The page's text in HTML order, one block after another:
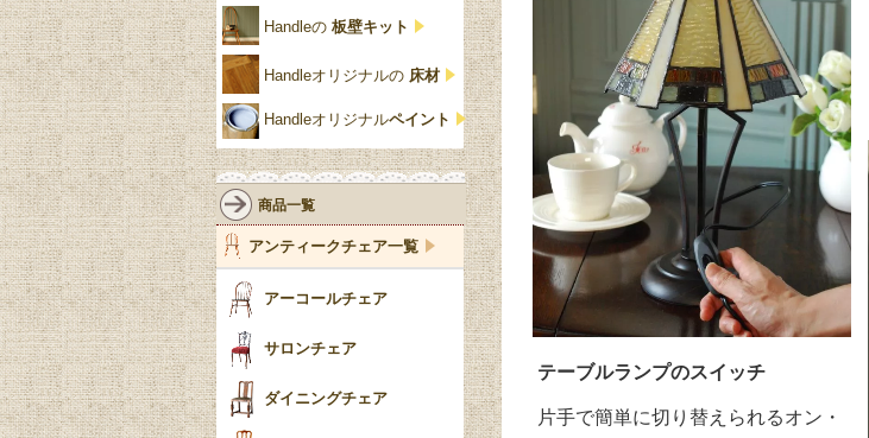
テーブルランプのスイッチ
片手で簡単に切り替えられるオン・
靴箱収納
スリッパ収納
壁掛け家具
パーテーション・間
仕切り
ガーデンファニチャ
ミッドセンチュリー
アールデコ
パイクラスト
脚のモチーフ一覧
ターニングレッグ
バルボスレッグ
ボビンターニング
ツイスト
ジェニファーテイラー
チェスターフィールド
リリパットレーン
アングルポイズ
ウォーカー＆ホール
Handleの 板壁キット
Handleオリジナルの 床材
Handleオリジナルペイント
商品一覧
アンティークチェア一覧
アーコールチェア
サロンチェア
ダイニングチェア